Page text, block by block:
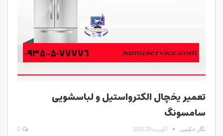
تعمیر یخچال الکترواستیل و لباسشویی
سامسونگ
نگار حکیمی آگوست 23, 2023